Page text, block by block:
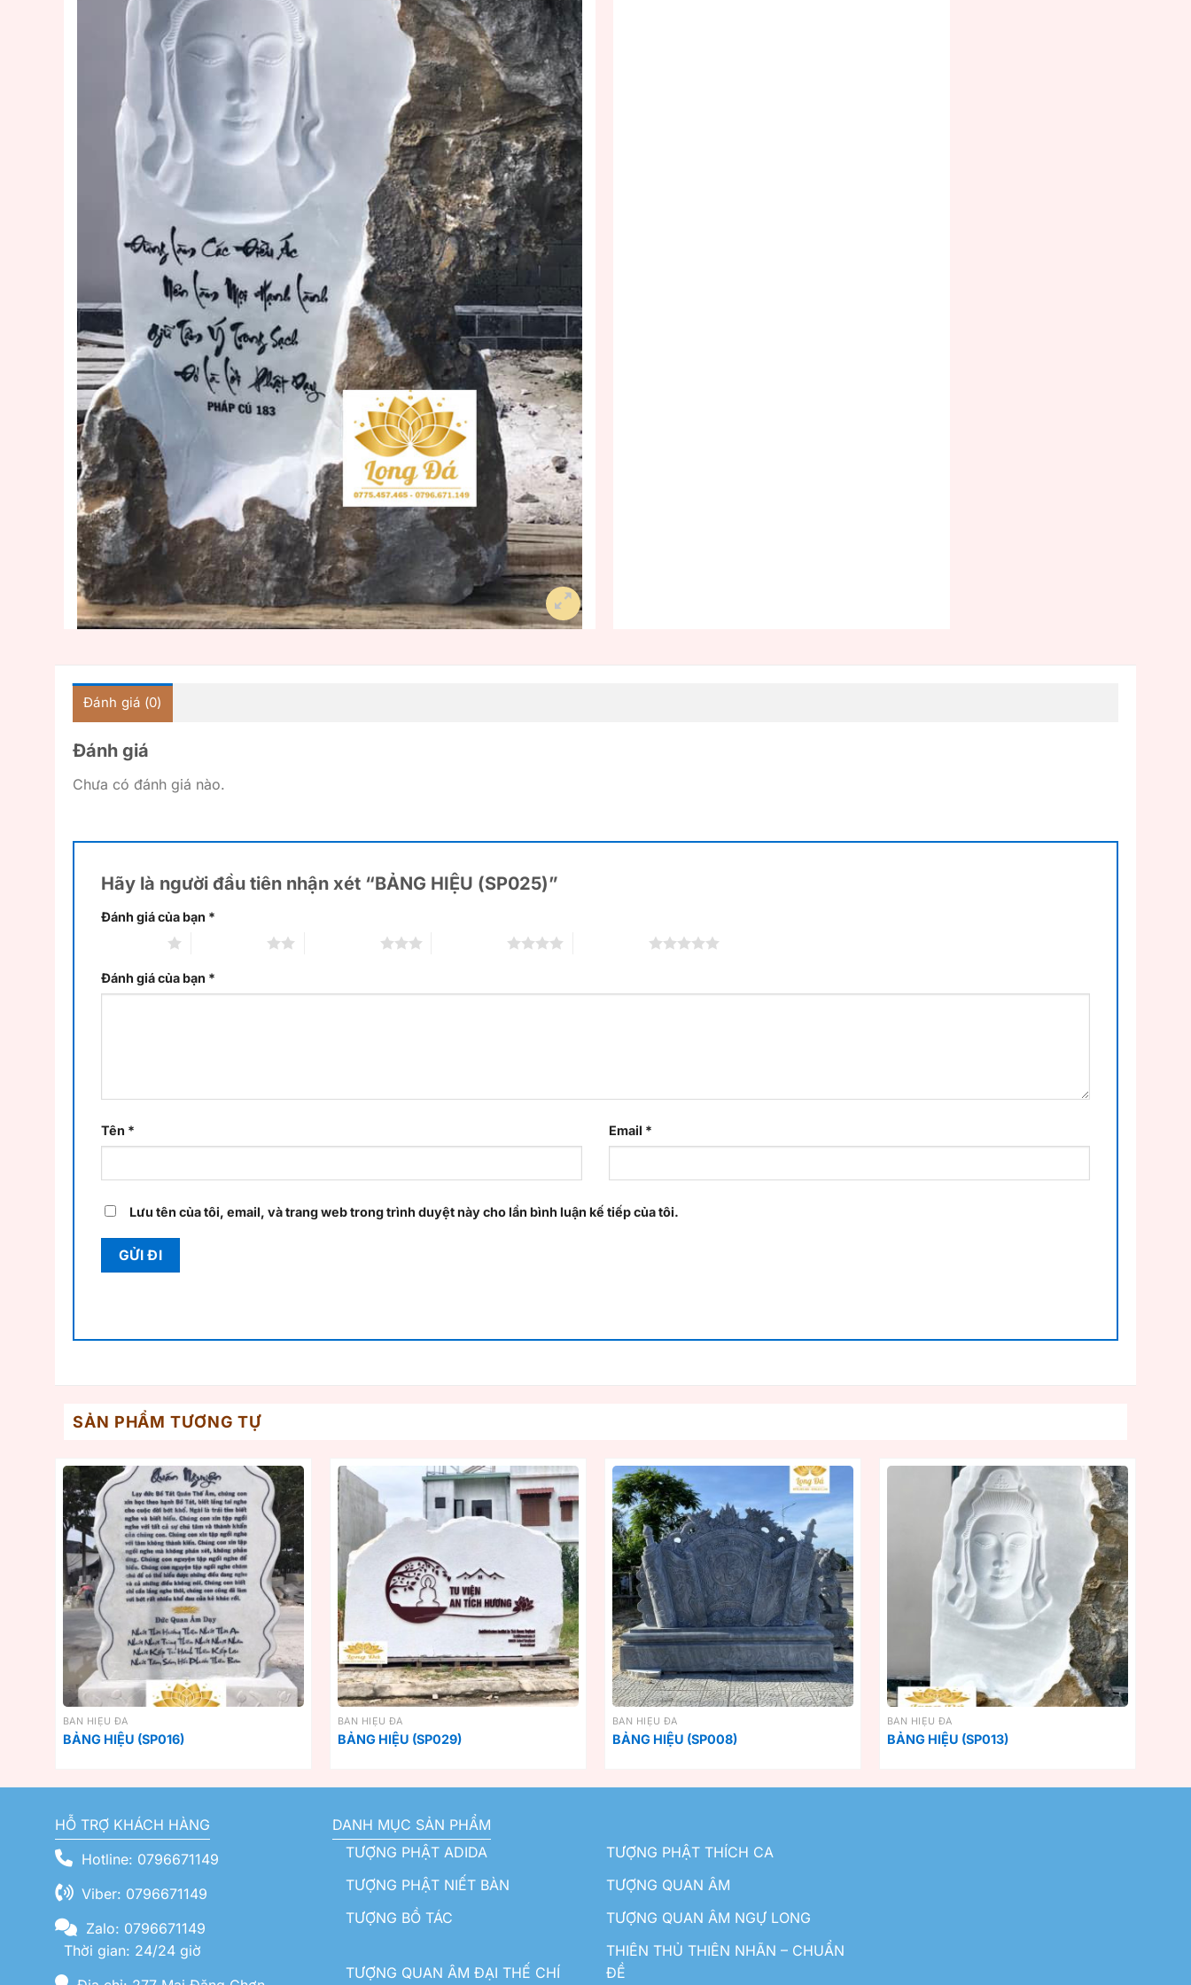
Đánh giá (0)
Đánh giá
Chưa có đánh giá nào.
Hãy là người đầu tiên nhận xét “BẢNG HIỆU (SP025)”
Đánh giá của bạn *
Đánh giá của bạn *
Tên * Email *
Lưu tên của tôi, email, và trang web trong trình duyệt này cho lần bình luận kế tiếp của tôi.
SẢN PHẨM TƯƠNG TỰ
BẢN HIỆU ĐÁ
BẢNG HIỆU (SP016)
BẢN HIỆU ĐÁ
BẢNG HIỆU (SP029)
BẢN HIỆU ĐÁ
BẢNG HIỆU (SP008)
BẢN HIỆU ĐÁ
BẢNG HIỆU (SP013)
HỖ TRỢ KHÁCH HÀNG
Hotline: 0796671149
Viber: 0796671149
Zalo: 0796671149
Thời gian: 24/24 giờ
DANH MỤC SẢN PHẨM
TƯỢNG PHẬT ADIDA
TƯỢNG PHẬT THÍCH CA
TƯỢNG PHẬT NIẾT BÀN
TƯỢNG QUAN ÂM
TƯỢNG BỒ TÁC
TƯỢNG QUAN ÂM NGỰ LONG
TƯỢNG QUAN ÂM ĐẠI THẾ CHÍ
THIÊN THỦ THIÊN NHÃN – CHUẨN
ĐỀ